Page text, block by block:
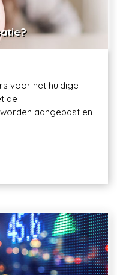
voor het huidige
de
aangepast en